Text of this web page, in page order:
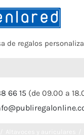
de regalos
66 15 (de 09.00 a